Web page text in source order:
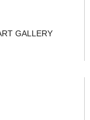
GALLERY